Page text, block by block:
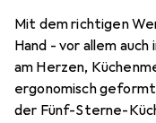
Mit dem richtigen
Hand - vor allem
am Herzen,
ergonomisch geformt
der Fünf-Sterne-